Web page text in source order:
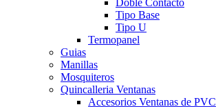
Tipo Base
Tipo U
Termopanel
Guias
Manillas
Mosquiteros
Quincalleria Ventanas
Accesorios Ventanas de PVC